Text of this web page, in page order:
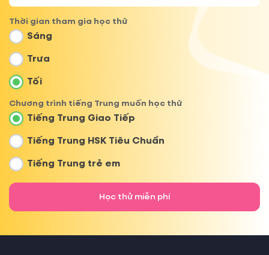
+ 93
+355
American Samoa
+376 Andorra
Thời gian tham gia học thử
Sáng
Trưa
Tối
Chương trình tiếng Trung muốn học thử
Tiếng Trung Giao Tiếp
Tiếng Trung HSK Tiêu Chuẩn
Tiếng Trung trẻ em
Học thử miễn phí